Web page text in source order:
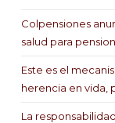
Colpensiones
salud para
Este es el
herencia en vida,
La